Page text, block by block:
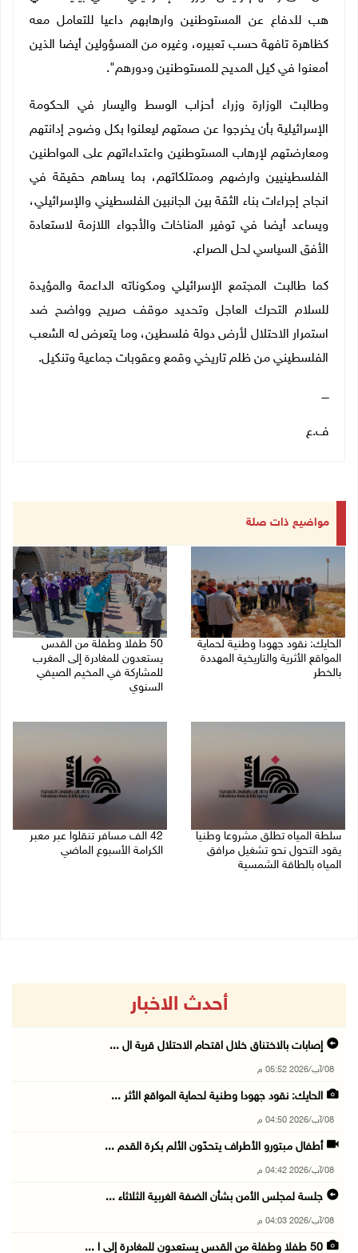
هب للدفاع عن المستوطنين وارهابهم داعيا للتعامل معه
كظاهرة تافهة حسب تعبيره، وغيره من المسؤولين أيضا الذين
أمعنوا في كيل المديح للمستوطنين ودورهم".
وطالبت الوزارة وزراء أحزاب الوسط واليسار في الحكومة
الإسرائيلية بأن يخرجوا عن صمتهم ليعلنوا بكل وضوح إدانتهم
ومعارضتهم لإرهاب المستوطنين واعتداءاتهم على المواطنين
الفلسطينيين وارضهم وممتلكاتهم، بما يساهم حقيقة في
انجاح إجراءات بناء الثقة بين الجانبين الفلسطيني والإسرائيلي،
ويساعد أيضا في توفير المناخات والأجواء اللازمة لاستعادة
الأفق السياسي لحل الصراع.
كما طالبت المجتمع الإسرائيلي ومكوناته الداعمة والمؤيدة
للسلام التحرك العاجل وتحديد موقف صريح وواضح ضد
استمرار الاحتلال لأرض دولة فلسطين، وما يتعرض له الشعب
الفلسطيني من ظلم تاريخي وقمع وعقوبات جماعية وتنكيل.
ــــ
ف.ع
مواضيع ذات صلة
الحايك: نقود جهودا وطنية لحماية
المواقع الأثرية والتاريخية المهددة
بالخطر
50 طفلا وطفلة من القدس
يستعدون للمغادرة إلى المغرب
للمشاركة في المخيم الصيفي
السنوي
سلطة المياه تطلق مشروعا وطنيا
يقود التحول نحو تشغيل مرافق
المياه بالطاقة الشمسية
42 الف مسافر تنقلوا عبر معبر
الكرامة الأسبوع الماضي
أحدث الاخبار
إصابات بالاختناق خلال اقتحام الاحتلال قرية ال ...
08/آب/2026 05:52 م
الحايك: نقود جهودا وطنية لحماية المواقع الأثر ...
08/آب/2026 04:50 م
أطفال مبتورو الأطراف يتحدّون الألم بكرة القدم ...
08/آب/2026 04:42 م
جلسة لمجلس الأمن بشأن الضفة الغربية الثلاثاء ...
08/آب/2026 04:03 م
50 طفلا وطفلة من القدس يستعدون للمغادرة إلى ا ...